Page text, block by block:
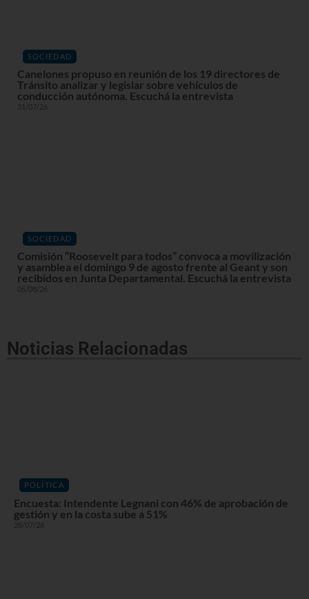
SOCIEDAD
Canelones propuso en reunión de los 19 directores de
Tránsito analizar y legislar sobre vehículos de
conducción autónoma. Escuchá la entrevista
31/07/26
SOCIEDAD
Comisión “Roosevelt para todos” convoca a movilización
y asamblea el domingo 9 de agosto frente al Geant y son
recibidos en Junta Departamental. Escuchá la entrevista
05/08/26
Noticias Relacionadas
POLÍTICA
Encuesta: Intendente Legnani con 46% de aprobación de
gestión y en la costa sube a 51%
28/07/26